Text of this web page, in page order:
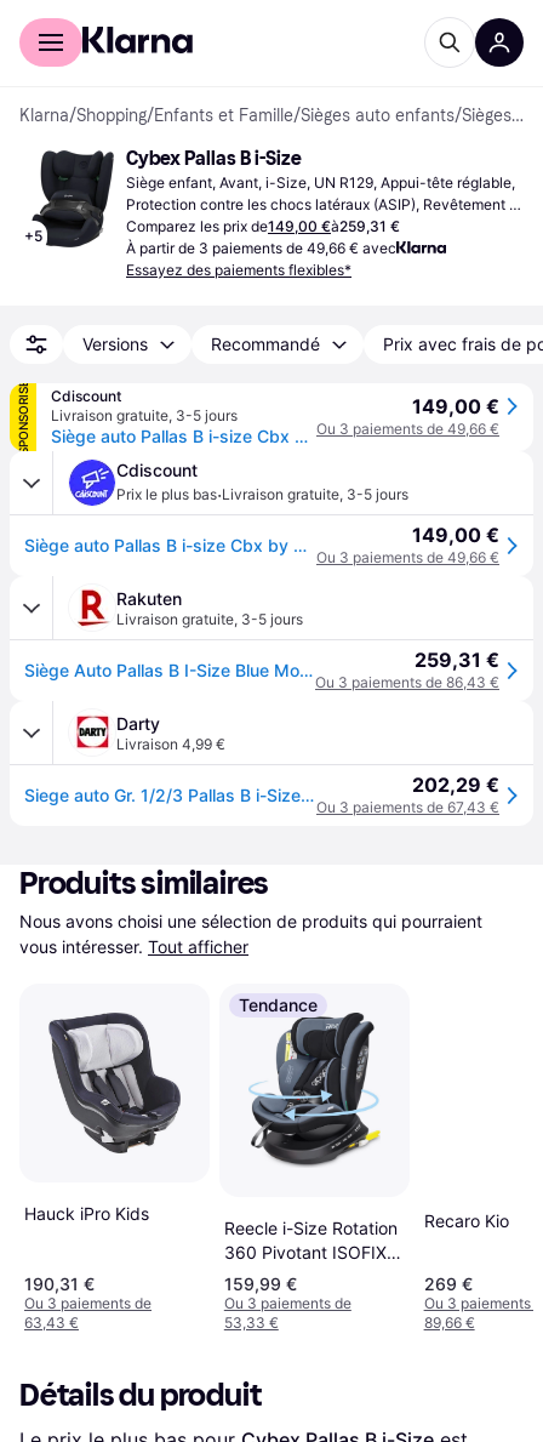
Acheter avec Klarna
Klarna/Shopping/Enfants et Famille/Sièges auto enfants/ Sièges enfants
+5
Cybex Pallas B i-Size
Siège enfant, Avant, i-Size, UN R129, Appui-tête réglable,
Protection contre les chocs latéraux (ASIP), Revêtement
lavable
Comparez les prix de149,00 €à259,31 €
À partir de 3 paiements de 49,66 € avec
Essayez des paiements flexibles*
Versions Recommandé Prix avec frais de
SPONSORISÉ
Cdiscount
Livraison gratuite, 3-5 jours
Siège auto Pallas B i-size Cbx by Cybex - 76 à 150 cm - 9 à 50 kg - 15 mois à 12 ans - Blue Moon Navy Blue - Bleu
149,00 €
Ou 3 paiements de 49,66 €
Cdiscount
Prix le plus bas·Livraison gratuite, 3-5 jours
Siège auto Pallas B i-size Cbx by Cybex - 76 à 150 cm - 9 à 50 kg - 15 mois à 12 ans - Blue Moon Navy Blue - Bleu 149,00 €
Ou 3 paiements de 49,66 €
Rakuten
Livraison gratuite, 3-5 jours
Siège Auto Pallas B I-Size Blue Moon - Navy Blue 259,31 €
Ou 3 paiements de 86,43 €
Darty
Livraison 4,99 €
Siege auto Gr. 1/2/3 Pallas B i-Size Blue Moon-Navy Blue - Bleu 202,29 €
Ou 3 paiements de 67,43 €
Produits similaires
Nous avons choisi une sélection de produits qui pourraient
vous intéresser. Tout afficher
Hauck iPro Kids
190,31 €
Ou 3 paiements de
63,43 €
Tendance
Reecle i-Size Rotation
360 Pivotant ISOFIX
40-150 cm
159,99 €
Ou 3 paiements de
53,33 €
Recaro Kio
269 €
Ou 3 paiements
89,66 €
Détails du produit